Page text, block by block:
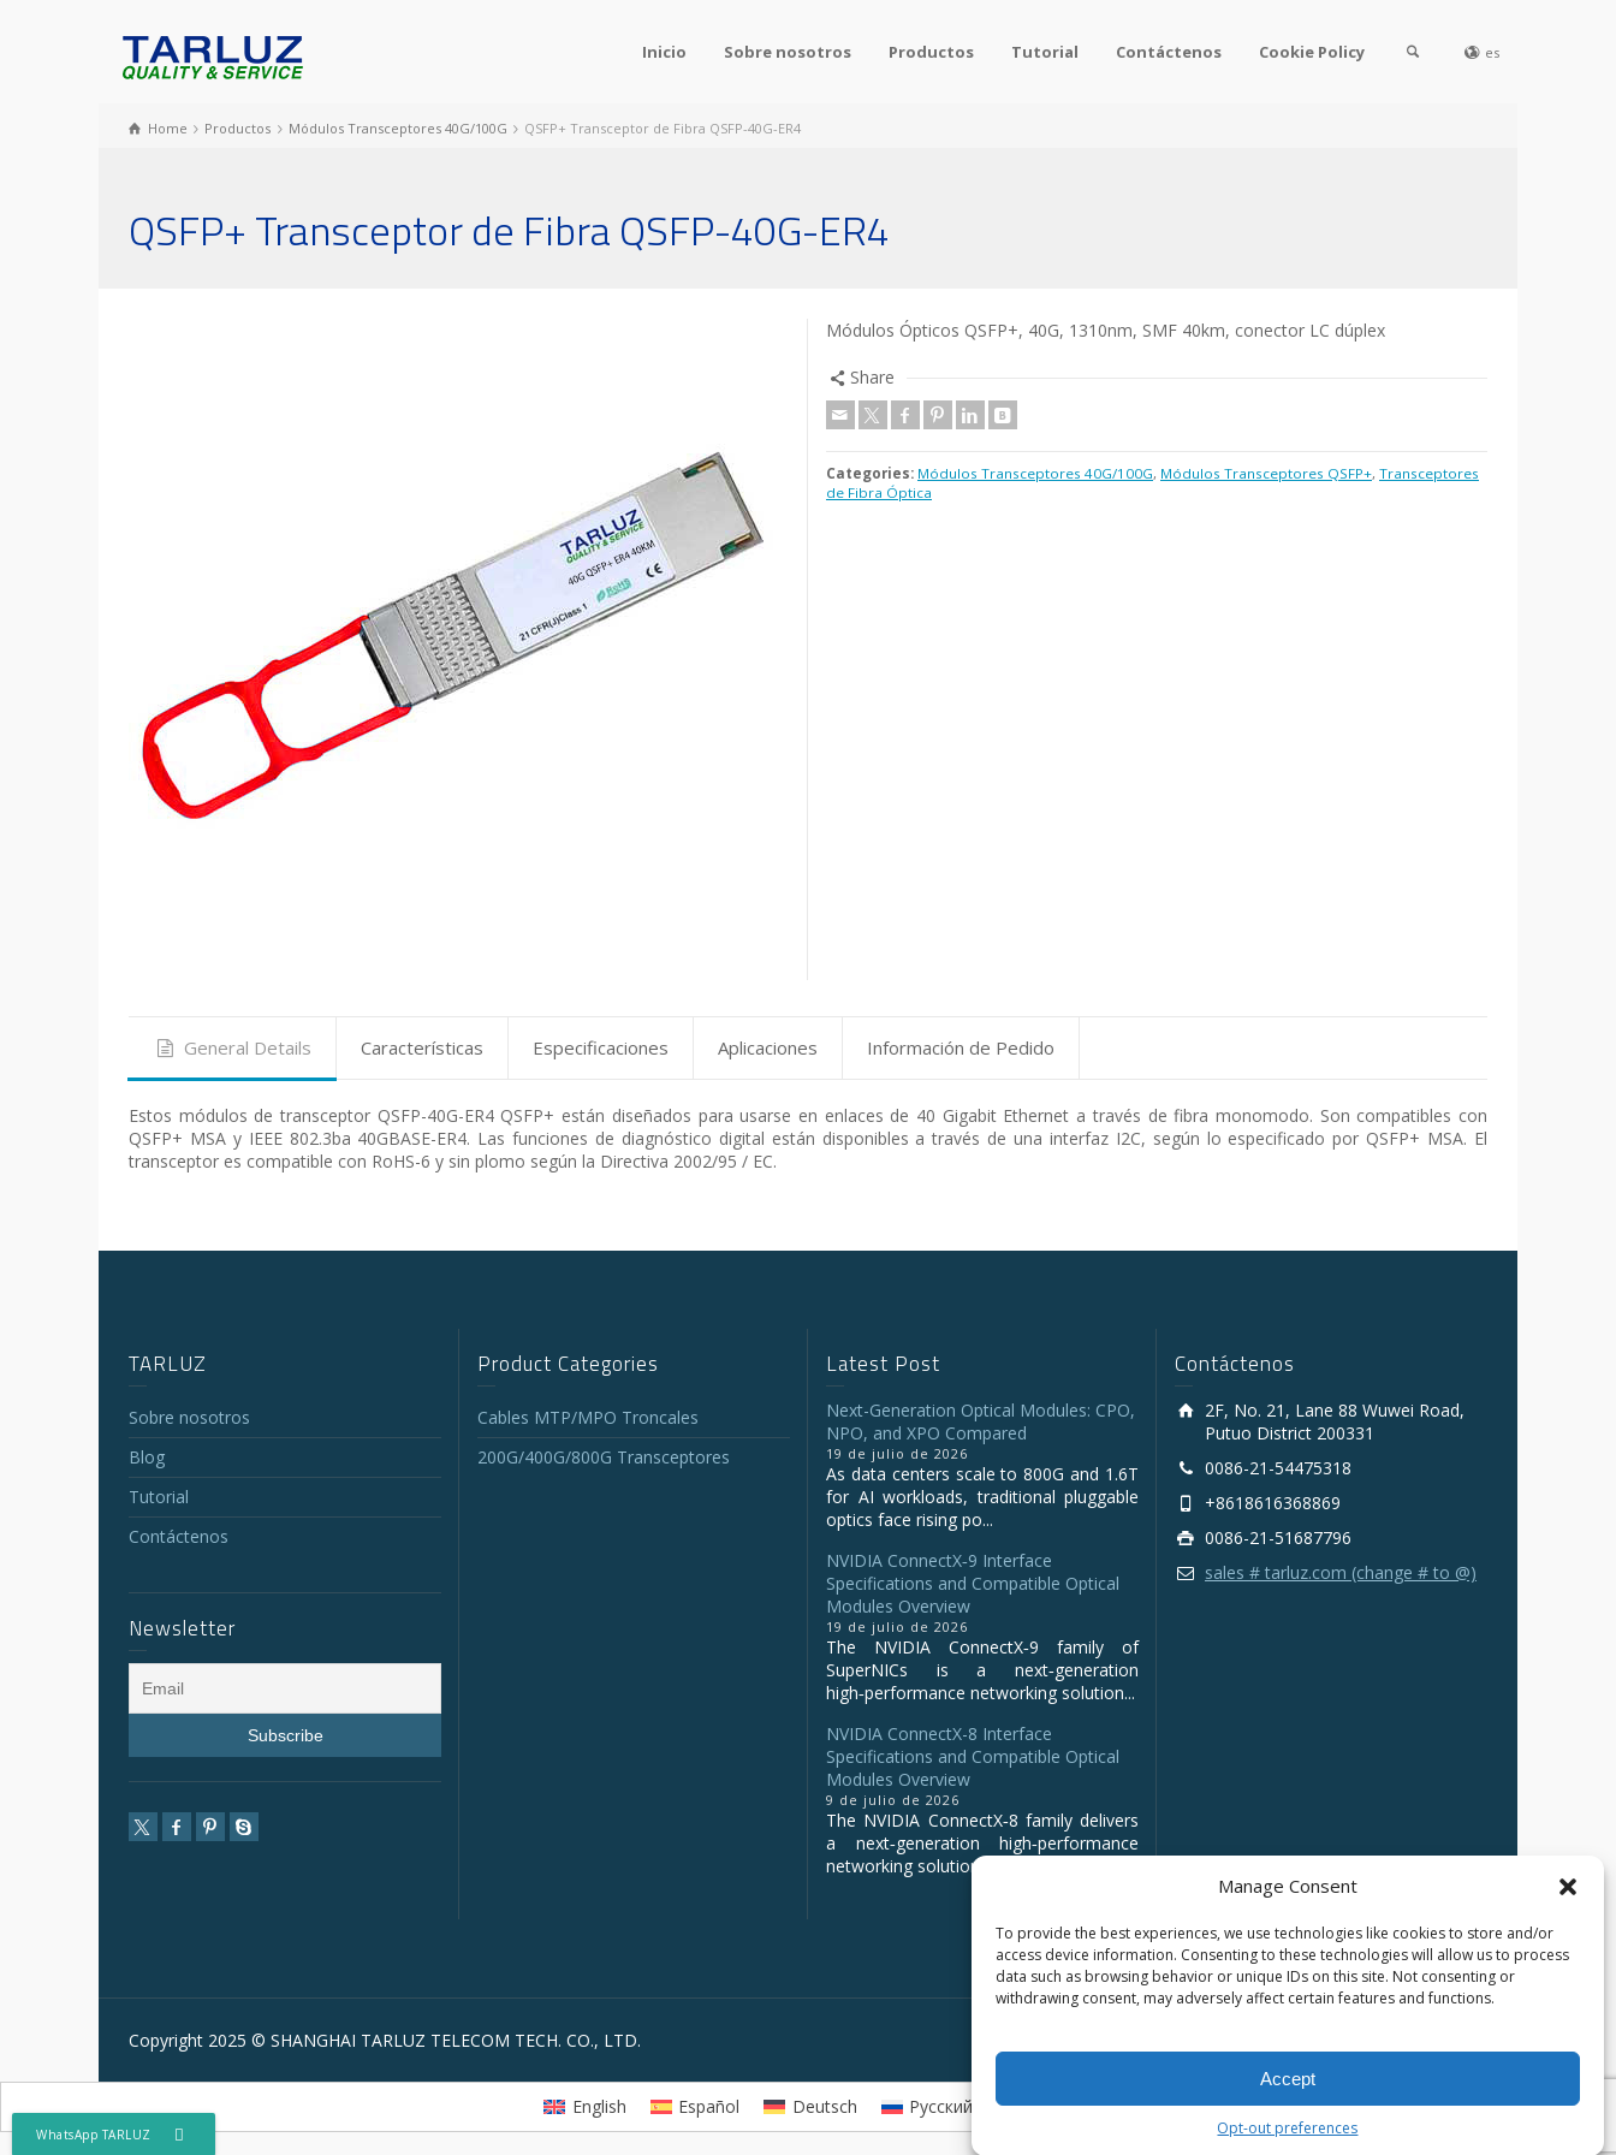
Manage Consent
To provide the best experiences, we use technologies like cookies to store and/or
access device information. Consenting to these technologies will allow us to process
data such as browsing behavior or unique IDs on this site. Not consenting or
withdrawing consent, may adversely affect certain features and functions.
Accept
Opt-out preferences
Inicio Sobre nosotros Productos Tutorial Contáctenos Cookie Policy es
Home Productos Módulos Transceptores 40G/100G QSFP+ Transceptor de Fibra QSFP-40G-ER4
QSFP+ Transceptor de Fibra QSFP-40G-ER4
Módulos Ópticos QSFP+, 40G, 1310nm, SMF 40km, conector LC dúplex
Share
Categories: Módulos Transceptores 40G/100G, Módulos Transceptores QSFP+, Transceptores
de Fibra Óptica
General Details Características Especificaciones Aplicaciones Información de Pedido
Estos módulos de transceptor QSFP-40G-ER4 QSFP+ están diseñados para usarse en enlaces de 40 Gigabit Ethernet a través de fibra monomodo. Son compatibles con
QSFP+ MSA y IEEE 802.3ba 40GBASE-ER4. Las funciones de diagnóstico digital están disponibles a través de una interfaz I2C, según lo especificado por QSFP+ MSA. El
transceptor es compatible con RoHS-6 y sin plomo según la Directiva 2002/95 / EC.
TARLUZ
Sobre nosotros
Blog
Tutorial
Contáctenos
Newsletter
Product Categories
Cables MTP/MPO Troncales
200G/400G/800G Transceptores
Latest Post
Next-Generation Optical Modules: CPO,
NPO, and XPO Compared
19 de julio de 2026
As data centers scale to 800G and 1.6T
for AI workloads, traditional pluggable
optics face rising po...
NVIDIA ConnectX‑9 Interface
Specifications and Compatible Optical
Modules Overview
19 de julio de 2026
The NVIDIA ConnectX‑9 family of
SuperNICs is a next‑generation
high‑performance networking solution...
NVIDIA ConnectX-8 Interface
Specifications and Compatible Optical
Modules Overview
9 de julio de 2026
The NVIDIA ConnectX‑8 family delivers
a next‑generation high‑performance
networking solution for clo...
Contáctenos
2F, No. 21, Lane 88 Wuwei Road,
Putuo District 200331
0086-21-54475318
+8618616368869
0086-21-51687796
sales # tarluz.com (change # to @)
Copyright 2025 © SHANGHAI TARLUZ TELECOM TECH. CO., LTD.
WhatsApp TARLUZ
English Español Deutsch Русский العربية